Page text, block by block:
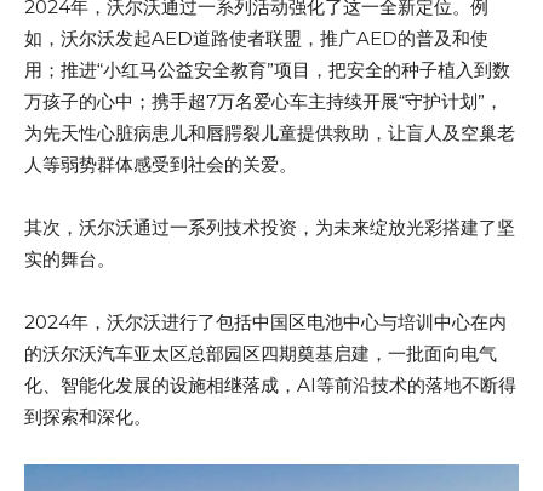
2024年，沃尔沃通过一系列活动强化了这一全新定位。例
如，沃尔沃发起AED道路使者联盟，推广AED的普及和使
用；推进“小红马公益安全教育”项目，把安全的种子植入到数
万孩子的心中；携手超7万名爱心车主持续开展“守护计划”，
为先天性心脏病患儿和唇腭裂儿童提供救助，让盲人及空巢老
人等弱势群体感受到社会的关爱。
其次，沃尔沃通过一系列技术投资，为未来绽放光彩搭建了坚
实的舞台。
2024年，沃尔沃进行了包括中国区电池中心与培训中心在内
的沃尔沃汽车亚太区总部园区四期奠基启建，一批面向电气
化、智能化发展的设施相继落成，AI等前沿技术的落地不断得
到探索和深化。